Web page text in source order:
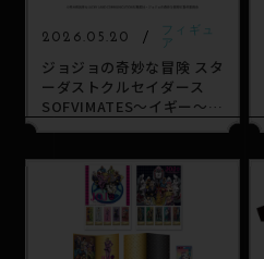
2026.05.20
フィギュ
ア
ジョジョの奇妙な冒険 スタ
ーダストクルセイダース
SOFVIMATES～イギー～